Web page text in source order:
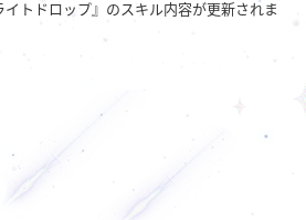
トドロップ』のスキル内容が更新されま